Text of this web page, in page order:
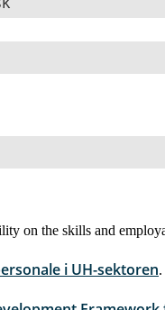
on the skills and
i UH-sektoren